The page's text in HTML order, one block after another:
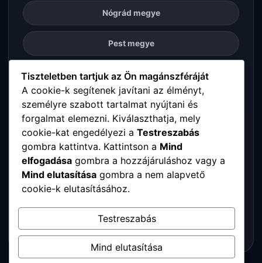
Nógrád megye
Pest megye
Somogy megye
Szabolcs-Szatmár-Bereg megye
Tolna megye
Vas megye
Veszprém megye
Tiszteletben tartjuk az Ön magánszféráját
A cookie-k segítenek javítani az élményt,
személyre szabott tartalmat nyújtani és
forgalmat elemezni. Kiválaszthatja, mely
cookie-kat engedélyezi a Testreszabás
gombra kattintva. Kattintson a Mind
elfogadása gombra a hozzájáruláshoz vagy a
Mind elutasítása gombra a nem alapvető
cookie-k elutasításához.
Testreszabás
Mind elutasítása